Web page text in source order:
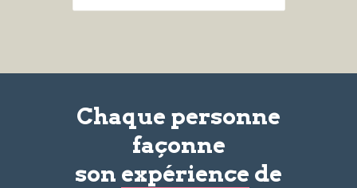
Chaque personne
façonne
son expérience de